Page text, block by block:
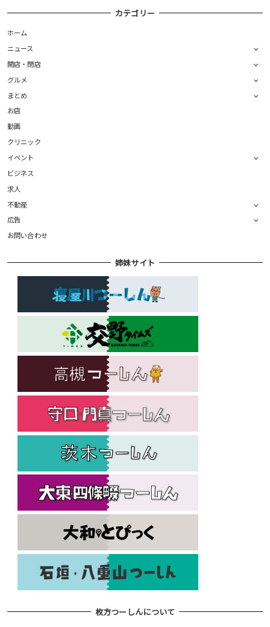
カテゴリー
ホーム
ニュース
開店・閉店
グルメ
まとめ
お店
動画
クリニック
イベント
ビジネス
求人
不動産
広告
お問い合わせ
姉妹サイト
枚方つーしんについて